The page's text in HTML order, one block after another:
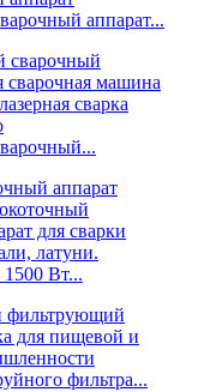
аппарат...
Вт...
фильтра...